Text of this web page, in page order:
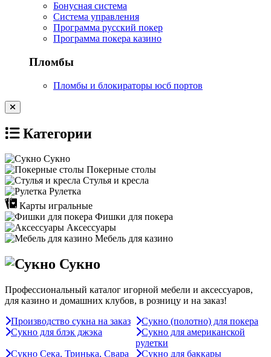
Бонусная система
Система управления
Программа русский покер
Программа покера казино
Пломбы
Пломбы и блокираторы юсб портов
Категории
Сукно
Покерные столы
Стулья и кресла
Рулетка
Карты игральные
Фишки для покера
Аксессуары
Мебель для казино
Сукно
Профессиональный каталог игорной мебели и аксессуаров,
для казино и домашних клубов, в розницу и на заказ!
Производство сукна на заказ
Сукно (полотно) для покера
Сукно для блэк джэка
Сукно для американской
рулетки
Сукно Сека, Тринька, Свара
Сукно для баккары